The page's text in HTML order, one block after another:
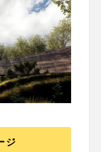
ジ